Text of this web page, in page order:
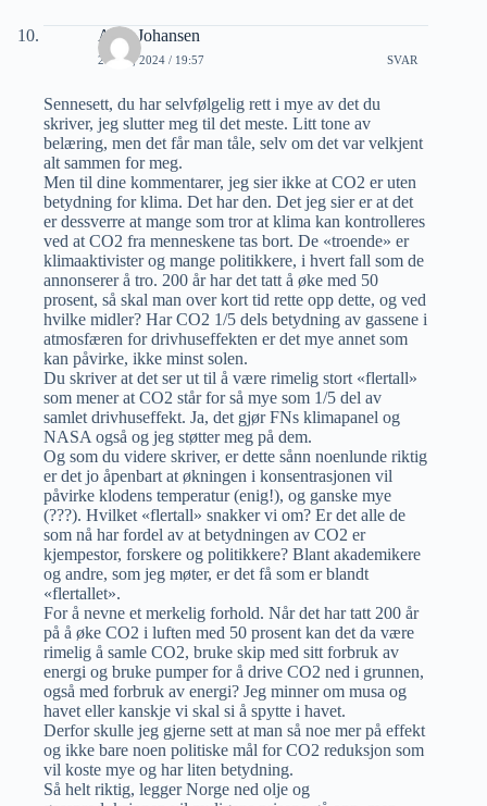
Arne Johansen
2 JULI, 2024 / 19:57 SVAR
Sennesett, du har selvfølgelig rett i mye av det du
skriver, jeg slutter meg til det meste. Litt tone av
belæring, men det får man tåle, selv om det var velkjent
alt sammen for meg.
Men til dine kommentarer, jeg sier ikke at CO2 er uten
betydning for klima. Det har den. Det jeg sier er at det
er dessverre at mange som tror at klima kan kontrolleres
ved at CO2 fra menneskene tas bort. De «troende» er
klimaaktivister og mange politikkere, i hvert fall som de
annonserer å tro. 200 år har det tatt å øke med 50
prosent, så skal man over kort tid rette opp dette, og ved
hvilke midler? Har CO2 1/5 dels betydning av gassene i
atmosfæren for drivhuseffekten er det mye annet som
kan påvirke, ikke minst solen.
Du skriver at det ser ut til å være rimelig stort «flertall»
som mener at CO2 står for så mye som 1/5 del av
samlet drivhuseffekt. Ja, det gjør FNs klimapanel og
NASA også og jeg støtter meg på dem.
Og som du videre skriver, er dette sånn noenlunde riktig
er det jo åpenbart at økningen i konsentrasjonen vil
påvirke klodens temperatur (enig!), og ganske mye
(???). Hvilket «flertall» snakker vi om? Er det alle de
som nå har fordel av at betydningen av CO2 er
kjempestor, forskere og politikkere? Blant akademikere
og andre, som jeg møter, er det få som er blandt
«flertallet».
For å nevne et merkelig forhold. Når det har tatt 200 år
på å øke CO2 i luften med 50 prosent kan det da være
rimelig å samle CO2, bruke skip med sitt forbruk av
energi og bruke pumper for å drive CO2 ned i grunnen,
også med forbruk av energi? Jeg minner om musa og
havet eller kanskje vi skal si å spytte i havet.
Derfor skulle jeg gjerne sett at man så noe mer på effekt
og ikke bare noen politiske mål for CO2 reduksjon som
vil koste mye og har liten betydning.
Så helt riktig, legger Norge ned olje og